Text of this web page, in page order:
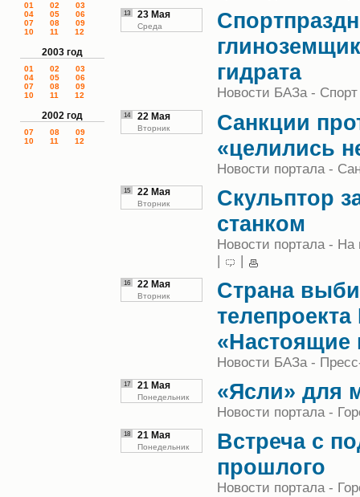
01 02
03
04
05
06
07
08
09
10
11 12
2003 год
01 02
03
04
05
06
07
08
09
10
11 12
2002 год
07 08
09
10
11 12
13 23 Мая
Среда
гидрата
Новости БАЗа -
14 22 Мая
Вторник
Санкции
«целились
Новости портала -
15 22 Мая
Вторник
Скульптор
станком
Новости портала - На
|
|
16 22 Мая
Вторник
Страна
«Настоящие
Новости БАЗа -
17 21 Мая
Понедельник «Ясли» для
Новости портала -
18 21 Мая
Понедельник
Встреча с
прошлого
Новости портала -